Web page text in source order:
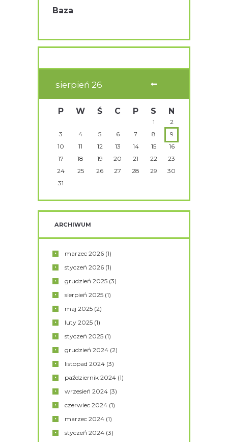
Baza
sierpień 26
P W Ś C P S N
1
2
3
4 5 6 7 8
9
10
11 12 13 14 15
16
17
18 19 20 21 22
23
24
25 26 27 28 29
30
31
ARCHIWUM
marzec2026 (1)
styczeń2026 (1)
grudzień2025 (3)
sierpień2025 (1)
maj2025 (2)
luty2025 (1)
styczeń2025 (1)
grudzień2024 (2)
listopad2024 (3)
październik2024 (1)
wrzesień2024 (3)
czerwiec2024 (1)
marzec2024 (1)
styczeń2024 (3)